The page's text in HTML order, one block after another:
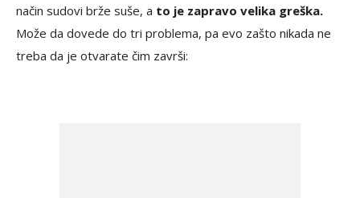
način sudovi brže suše, a to je zapravo velika greška.
Može da dovede do tri problema, pa evo zašto nikada ne
treba da je otvarate čim završi: